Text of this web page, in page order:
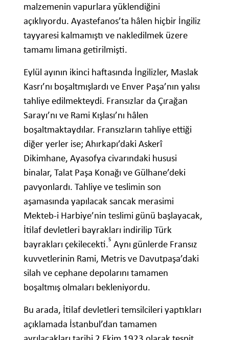
malzemenin vapurlara yüklendiğini
açıklıyordu. Ayastefanos’ta hâlen hiçbir İngiliz
tayyaresi kalmamıştı ve nakledilmek üzere
tamamı limana getirilmişti.
Eylül ayının ikinci haftasında İngilizler, Maslak
Kasrı’nı boşaltmışlardı ve Enver Paşa’nın yalısı
tahliye edilmekteydi. Fransızlar da Çırağan
Sarayı’nı ve Rami Kışlası’nı hâlen
boşaltmaktaydılar. Fransızların tahliye ettiği
diğer yerler ise; Ahırkapı’daki Askerî
Dikimhane, Ayasofya civarındaki hususi
binalar, Talat Paşa Konağı ve Gülhane’deki
pavyonlardı. Tahliye ve teslimin son
aşamasında yapılacak sancak merasimi
Mekteb-i Harbiye’nin teslimi günü başlayacak,
İtilaf devletleri bayrakları indirilip Türk
bayrakları çekilecekti.5 Aynı günlerde Fransız
kuvvetlerinin Rami, Metris ve Davutpaşa’daki
silah ve cephane depolarını tamamen
boşaltmış olmaları bekleniyordu.
Bu arada, İtilaf devletleri temsilcileri yaptıkları
açıklamada İstanbul’dan tamamen